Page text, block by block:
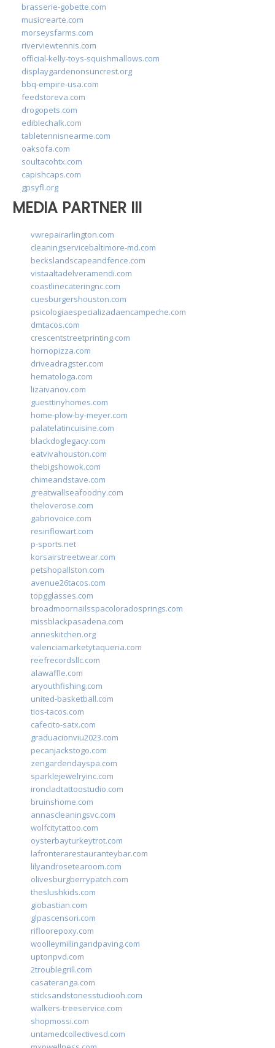
brasserie-gobette.com
musicrearte.com
morseysfarms.com
riverviewtennis.com
official-kelly-toys-squishmallows.com
displaygardenonsuncrest.org
bbq-empire-usa.com
feedstoreva.com
drogopets.com
ediblechalk.com
tabletennisnearme.com
oaksofa.com
soultacohtx.com
capishcaps.com
gpsyfl.org
MEDIA PARTNER III
vwrepairarlington.com
cleaningservicebaltimore-md.com
beckslandscapeandfence.com
vistaaltadelveramendi.com
coastlinecateringnc.com
cuesburgershouston.com
psicologiaespecializadaencampeche.com
dmtacos.com
crescentstreetprinting.com
hornopizza.com
driveadragster.com
hematologa.com
lizaivanov.com
guesttinyhomes.com
home-plow-by-meyer.com
palatelatincuisine.com
blackdoglegacy.com
eatvivahouston.com
thebigshowok.com
chimeandstave.com
greatwallseafoodny.com
theloverose.com
gabriovoice.com
resinflowart.com
p-sports.net
korsairstreetwear.com
petshopallston.com
avenue26tacos.com
topgglasses.com
broadmoornailsspacoloradosprings.com
missblackpasadena.com
anneskitchen.org
valenciamarketytaqueria.com
reefrecordsllc.com
alawaffle.com
aryouthfishing.com
united-basketball.com
tios-tacos.com
cafecito-satx.com
graduacionviu2023.com
pecanjackstogo.com
zengardendayspa.com
sparklejewelryinc.com
ironcladtattoostudio.com
bruinshome.com
annascleaningsvc.com
wolfcitytattoo.com
oysterbayturkeytrot.com
lafronterarestauranteybar.com
lilyandrosetearoom.com
olivesburgberrypatch.com
theslushkids.com
giobastian.com
glpascensori.com
rifloorepoxy.com
woolleymillingandpaving.com
uptonpvd.com
2troublegrill.com
casateranga.com
sticksandstonesstudiooh.com
walkers-treeservice.com
shopmossi.com
untamedcollectivesd.com